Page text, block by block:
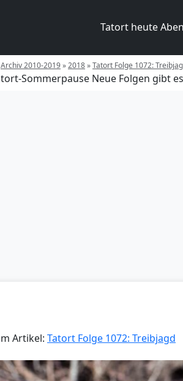
Tatort heute
Archiv 2010-2019»2018»Tatort Folge 1072:
Sommerpause Neue Folgen gibt
Artikel: Tatort Folge 1072: Treibjagd